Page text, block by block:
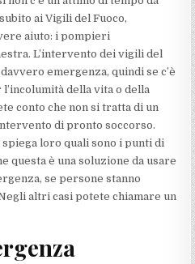
ai Vigili del Fuoco,
aiuto: i pompieri
L’intervento dei vigili del
emergenza, quindi se c’è
della vita o della
conto che non si tratta di un
di pronto soccorso.
loro quali sono i punti di
questa è una soluzione da usare
se persone stanno
altri casi potete chiamare un